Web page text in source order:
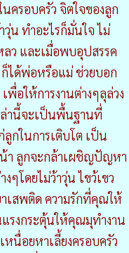
ครอบครัว จิตใจของลูก
วุ่น ทำอะไรก็มั่นใจ ไม่
ลว และเมื่อพบอุปสรรค
ก็ได้พ่อหรือแม่ ช่วยบอก
พื่อให้การงานต่างๆลุล่วง
ล่านี้จะเป็นพื้นฐานที่
ลูกในการเติบโต เป็น
า ลูกจะกล้าเผชิญปัญหา
ๆโดยไม่ว้าวุ่น ไขว้เขว
าเสพติด ความรักที่คุณให้
รงกระตุ้นให้คุณมุทำงาน
หนื่อยหาเลี้ยงครอบครัว